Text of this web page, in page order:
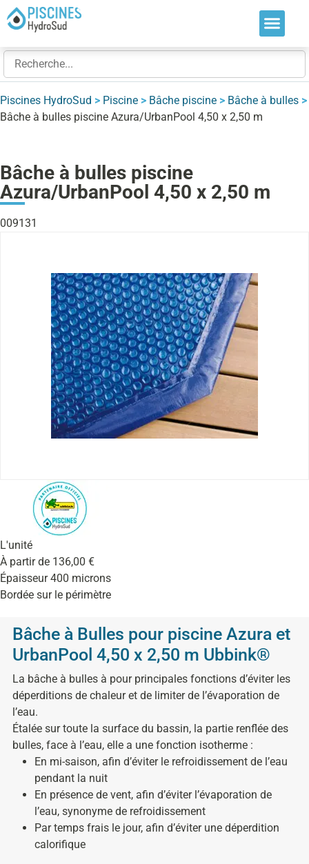
Piscines HydroSud > Piscine > Bâche piscine > Bâche à bulles >
Bâche à bulles piscine Azura/UrbanPool 4,50 x 2,50 m
Bâche à bulles piscine
Azura/UrbanPool 4,50 x 2,50 m
009131
L'unité
À partir de 136,00 €
Épaisseur 400 microns
Bordée sur le périmètre
Bâche à Bulles pour piscine Azura et
UrbanPool 4,50 x 2,50 m Ubbink®
La bâche à bulles à pour principales fonctions d’éviter les
déperditions de chaleur et de limiter de l’évaporation de
l’eau.
Étalée sur toute la surface du bassin, la partie renflée des
bulles, face à l’eau, elle a une fonction isotherme :
En mi-saison, afin d’éviter le refroidissement de l’eau
pendant la nuit
En présence de vent, afin d’éviter l’évaporation de
l’eau, synonyme de refroidissement
Par temps frais le jour, afin d’éviter une déperdition
calorifique